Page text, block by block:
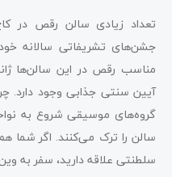
تعداد زیادی سالن رقص در
جشن‌های تشریفاتی سالانه
مناسب رقص در این سالن‌ها
آیین سنتی جذابی وجود دارد.
گروه‌های موسیقی شروع به
سالن را ترک می‌کنند. اگر
سلطنتی علاقه دارید، سفر به